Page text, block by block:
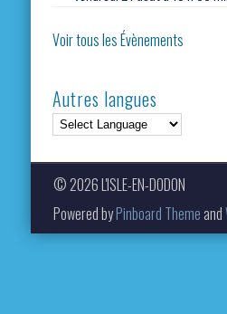
Voir tous les Évènements
Autres langues
© 2026 L'ISLE-EN-DODON
Powered byPinboard Theme and